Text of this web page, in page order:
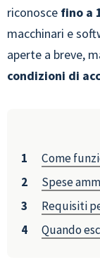
riconosce fino a
macchinari e
aperte a breve,
condizioni di
Come
Spese
Requisiti
Quando